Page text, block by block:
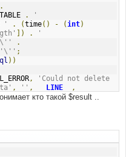
.
.
'
'
. (time() - (int)
]) .
'
.
'\'' ;
))
,
'Could not delete
, '' , __LINE__
,
кто такой $result ..